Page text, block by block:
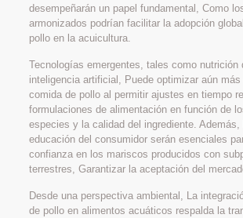
desempeñarán un papel fundamental, Como
armonizados podrían facilitar la adopción
pollo en la acuicultura.
Tecnologías emergentes, tales como nutrición
inteligencia artificial, Puede optimizar aún
comida de pollo al permitir ajustes en tiempo
formulaciones de alimentación en función de
especies y la calidad del ingrediente.
educación del consumidor serán esenciales
confianza en los mariscos producidos con
terrestres, Garantizar la aceptación del
Desde una perspectiva ambiental, La
de pollo en alimentos acuáticos respalda la